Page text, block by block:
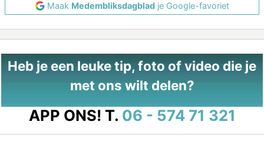
Maak Medembliksdagbladje Google-favoriet
Heb je een leuke tip, foto of video die je
met ons wilt delen?
APP ONS! T. 06 - 574 71 321